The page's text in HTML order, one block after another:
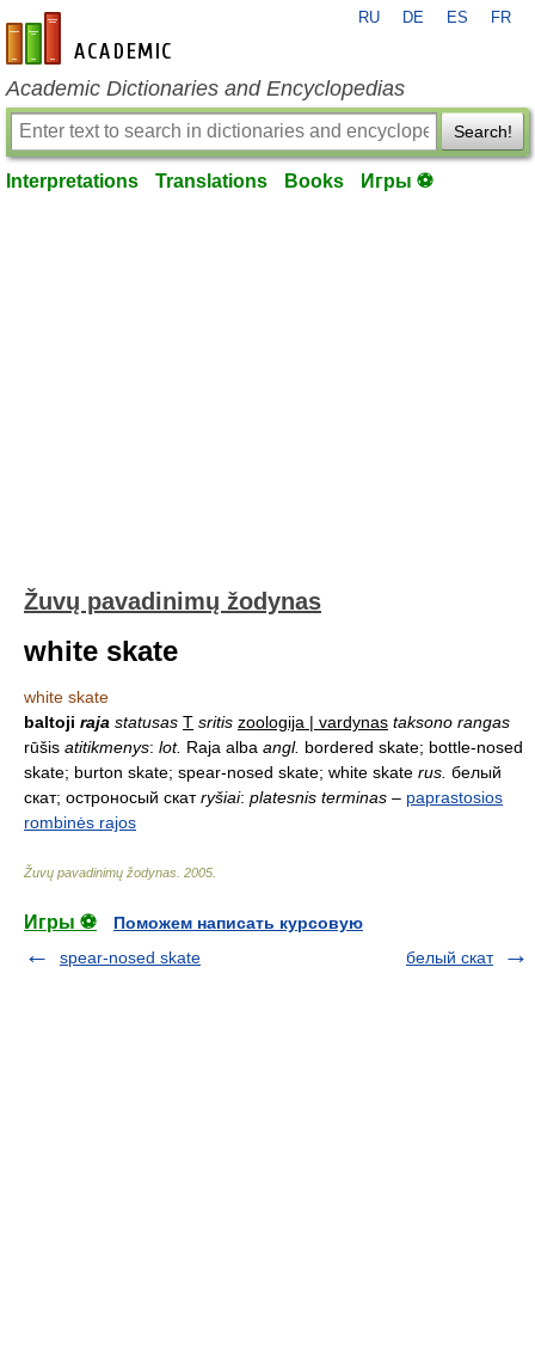
en-academic.com
RU DE ES FR
Academic Dictionaries and Encyclopedias
Search!
Interpretations Translations Books Игры ⚽
Žuvų pavadinimų žodynas
white skate
white skate
baltoji raja statusas T sritis zoologija | vardynas taksono rangas
rūšis atitikmenys: lot. Raja alba angl. bordered skate; bottle-nosed
skate; burton skate; spear-nosed skate; white skate rus. белый
скат; остроносый скатryšiai: platesnis terminas – paprastosios
rombinės rajos
Žuvų pavadinimų žodynas 2005
Игры ⚽
Поможем написать курсовую
spear-nosed skate
белый скат